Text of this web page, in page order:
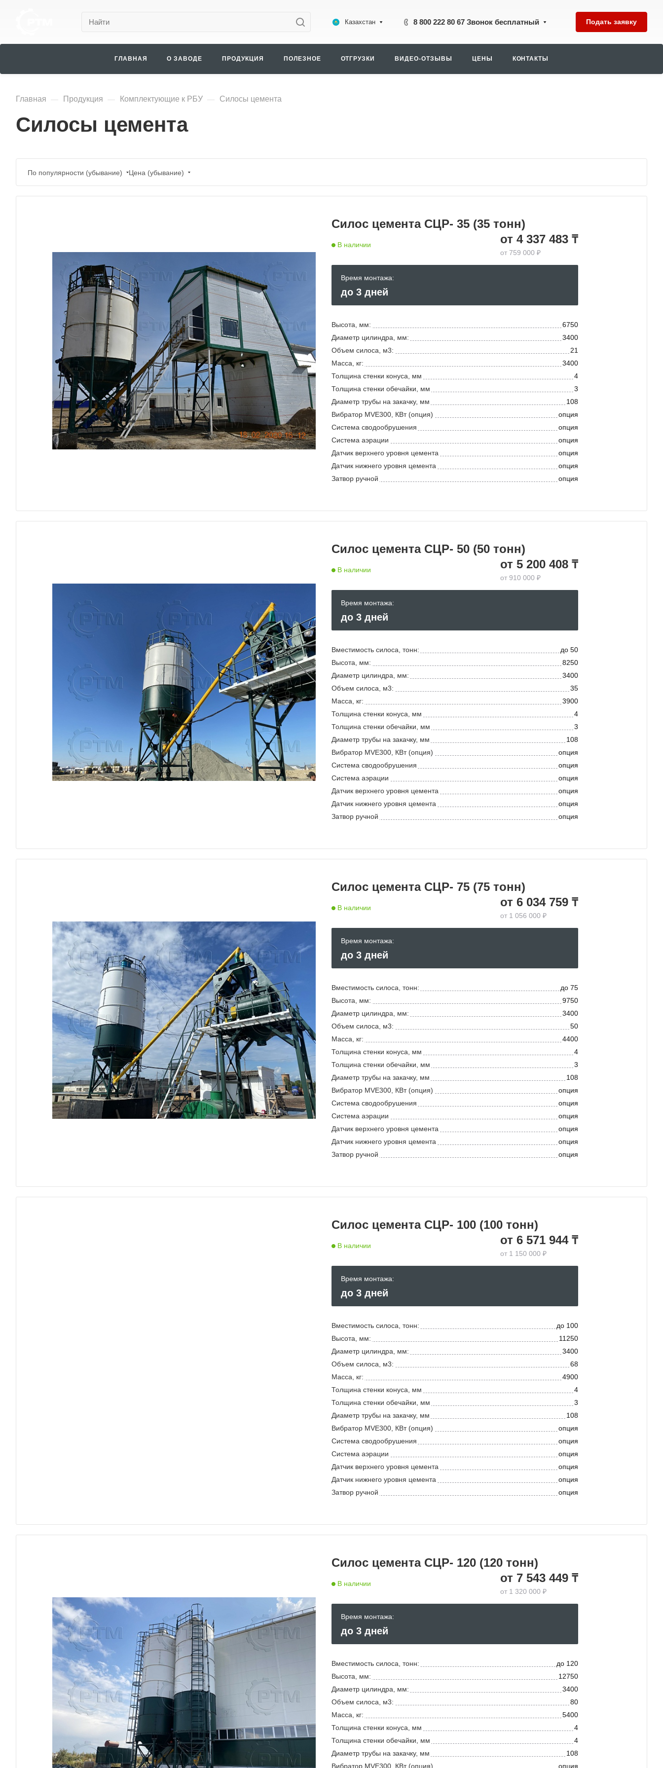
Казахстан 8 800 222 80 67 Звонок бесплатный Подать заявку
ГЛАВНАЯ О ЗАВОДЕ ПРОДУКЦИЯ ПОЛЕЗНОЕ ОТГРУЗКИ ВИДЕО-ОТЗЫВЫ ЦЕНЫ КОНТАКТЫ
Главная — Продукция — Комплектующие к РБУ — Силосы цемента
Силосы цемента
По популярности (убывание) Цена (убывание)
Силос цемента СЦР- 35 (35 тонн)
В наличии от 4 337 483 ₸
от 759 000 ₽
Время монтажа:
до 3 дней
Высота, мм:
6750
Диаметр цилиндра, мм:
3400
Объем силоса, м3:
21
Масса, кг:
3400
Толщина стенки конуса, мм
4
Толщина стенки обечайки, мм
3
Диаметр трубы на закачку, мм
108
Вибратор MVE300, КВт (опция)
опция
Система сводообрушения
опция
Система аэрации
опция
Датчик верхнего уровня цемента
опция
Датчик нижнего уровня цемента
опция
Затвор ручной
опция
Силос цемента СЦР- 50 (50 тонн)
В наличии от 5 200 408 ₸
от 910 000 ₽
Время монтажа:
до 3 дней
Вместимость силоса, тонн:
до 50
Высота, мм:
8250
Диаметр цилиндра, мм:
3400
Объем силоса, м3:
35
Масса, кг:
3900
Толщина стенки конуса, мм
4
Толщина стенки обечайки, мм
3
Диаметр трубы на закачку, мм
108
Вибратор MVE300, КВт (опция)
опция
Система сводообрушения
опция
Система аэрации
опция
Датчик верхнего уровня цемента
опция
Датчик нижнего уровня цемента
опция
Затвор ручной
опция
Силос цемента СЦР- 75 (75 тонн)
В наличии от 6 034 759 ₸
от 1 056 000 ₽
Время монтажа:
до 3 дней
Вместимость силоса, тонн:
до 75
Высота, мм:
9750
Диаметр цилиндра, мм:
3400
Объем силоса, м3:
50
Масса, кг:
4400
Толщина стенки конуса, мм
4
Толщина стенки обечайки, мм
3
Диаметр трубы на закачку, мм
108
Вибратор MVE300, КВт (опция)
опция
Система сводообрушения
опция
Система аэрации
опция
Датчик верхнего уровня цемента
опция
Датчик нижнего уровня цемента
опция
Затвор ручной
опция
Силос цемента СЦР- 100 (100 тонн)
В наличии от 6 571 944 ₸
от 1 150 000 ₽
Время монтажа:
до 3 дней
Вместимость силоса, тонн:
до 100
Высота, мм:
11250
Диаметр цилиндра, мм:
3400
Объем силоса, м3:
68
Масса, кг:
4900
Толщина стенки конуса, мм
4
Толщина стенки обечайки, мм
3
Диаметр трубы на закачку, мм
108
Вибратор MVE300, КВт (опция)
опция
Система сводообрушения
опция
Система аэрации
опция
Датчик верхнего уровня цемента
опция
Датчик нижнего уровня цемента
опция
Затвор ручной
опция
Силос цемента СЦР- 120 (120 тонн)
В наличии от 7 543 449 ₸
от 1 320 000 ₽
Время монтажа:
до 3 дней
Вместимость силоса, тонн:
до 120
Высота, мм:
12750
Диаметр цилиндра, мм:
3400
Объем силоса, м3:
80
Масса, кг:
5400
Толщина стенки конуса, мм
4
Толщина стенки обечайки, мм
4
Диаметр трубы на закачку, мм
108
Вибратор MVE300, КВт (опция)
опция